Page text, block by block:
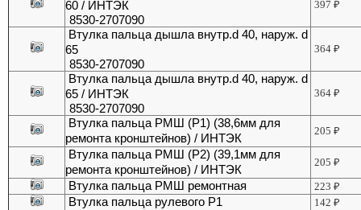
60 / ИНТЭК
8530-2707090
397₽
Втулка пальца дышла внутр.d 40, наруж. d
65
8530-2707090
364₽
Втулка пальца дышла внутр.d 40, наруж. d
65 / ИНТЭК
8530-2707090
364₽
Втулка пальца РМШ (Р1) (38,6мм для
ремонта кронштейнов) / ИНТЭК
205₽
Втулка пальца РМШ (Р2) (39,1мм для
ремонта кронштейнов) / ИНТЭК
205₽
Втулка пальца РМШ ремонтная 223₽
Втулка пальца рулевого Р1 142₽